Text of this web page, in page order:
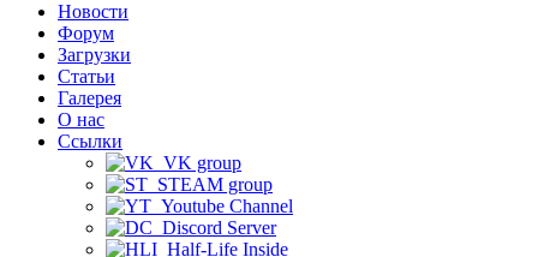
Новости
Форум
Загрузки
Статьи
Галерея
О нас
Ссылки
VK group
STEAM group
Youtube Channel
Discord Server
Half-Life Inside